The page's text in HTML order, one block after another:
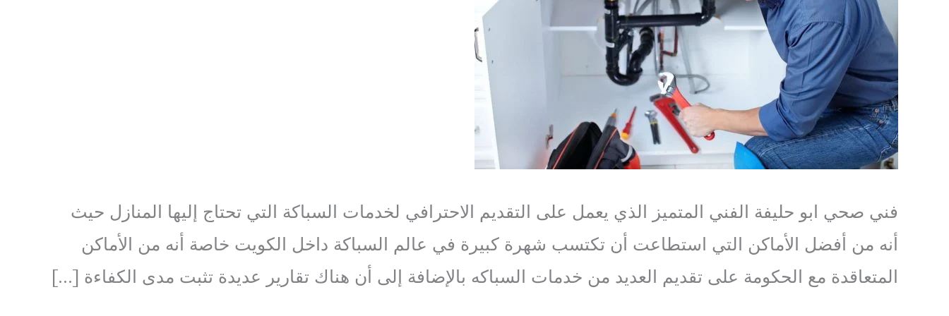
فني صحي ابو حليفة الفني المتميز الذي يعمل على التقديم الاحترافي لخدمات السباكة التي تحتاج إليها المنازل حيث
أنه من أفضل الأماكن التي استطاعت أن تكتسب شهرة كبيرة في عالم السباكة داخل الكويت خاصة أنه من الأماكن
المتعاقدة مع الحكومة على تقديم العديد من خدمات السباكه بالإضافة إلى أن هناك تقارير عديدة تثبت مدى الكفاءة […]